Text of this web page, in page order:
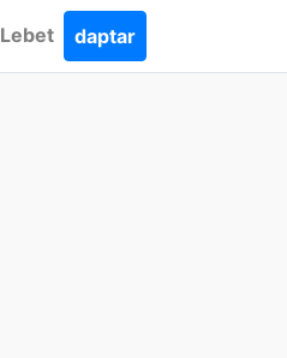
Lebet daptar